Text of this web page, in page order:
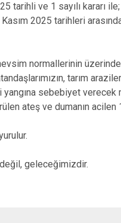
tarihli ve 1 sayılı kararı
2025 tarihleri
normallerinin
tarım
sebebiyet verecek
ateş ve dumanın acilen
geleceğimizdir.